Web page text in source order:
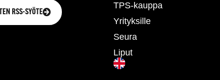
RSS-SYÖTE
TPS-kauppa
Yrityksille
Seura
Liput